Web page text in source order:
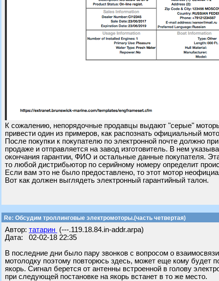
К сожалению, непорядочные продавцы выдают "серые"
привести один из примеров, как распознать официальный
После покупки к покупателю по электронной почте должно
продаже и отправляется на завод изготовитель. В нем
окончания гарантии, ФИО и остальные данные покупателя.
то любой дистрибьютор по серийному номеру определит
Если вам это не было предоставлено, то этот мотор
Вот как должен выглядеть электронный гарантийный талон.
Re: Обсудим троллинговые электромоторы.(часть четвертая)
Автор: татарин (---.119.18.84.in-addr.arpa)
Дата: 02-02-18 22:35
В последние дни было пару звонков с вопросом о
мотолодку поэтому повторюсь здесь, может еще кому будет
якорь. Сигнал берется от антенны встроенной в голову
при следующей постановке на якорь встанет в то же место.